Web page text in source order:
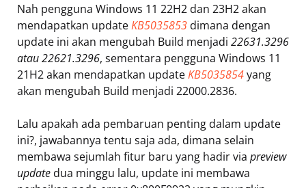
Nah pengguna Windows 11 22H2 dan 23H2 akan
mendapatkan updateKB5035853 dimana dengan
update ini akan mengubah Build menjadi 22631.3296
atau 22621.3296, sementara pengguna Windows 11
21H2 akan mendapatkan updateKB5035854yang
akan mengubah Build menjadi 22000.2836.
Lalu apakah ada pembaruan penting dalam update
ini?, jawabannya tentu saja ada, dimana selain
membawa sejumlah fitur baru yang hadir via preview
update dua minggu lalu, update ini membawa